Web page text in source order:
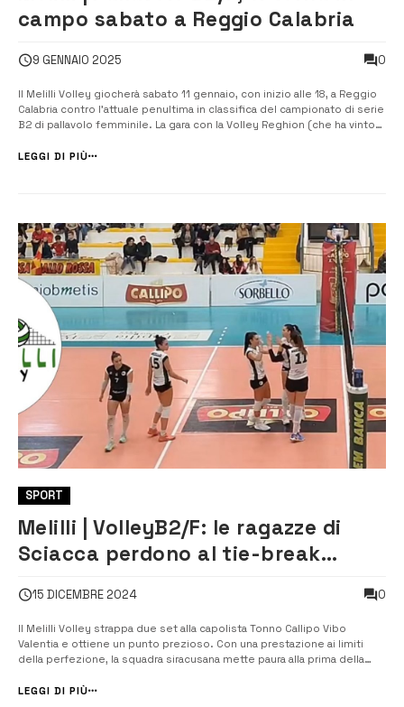
campo sabato a Reggio Calabria
9 GENNAIO 2025 0
Il Melilli Volley giocherà sabato 11 gennaio, con inizio alle 18, a Reggio
Calabria contro l’attuale penultima in classifica del campionato di serie
B2 di pallavolo femminile. La gara con la Volley Reghion (che ha vinto
carta un test non particolarmente […]
LEGGI DI PIÙ
SPORT
Melilli | VolleyB2/F: le ragazze di
Sciacca perdono al tie-break
15 DICEMBRE 2024 0
Il Melilli Volley strappa due set alla capolista Tonno Callipo Vibo
Valentia e ottiene un punto prezioso. Con una prestazione ai limiti
della perfezione, la squadra siracusana mette paura alla prima della
e mezza. Le calabresi hanno dovuto sudare, e non poco, per venire ...
LEGGI DI PIÙ